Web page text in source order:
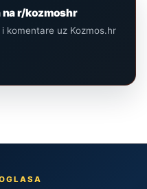
na r/kozmoshr
komentare uz Kozmos.hr